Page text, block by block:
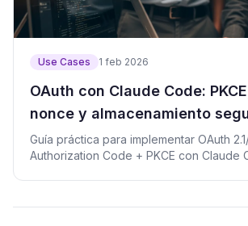
Use Cases 1 feb 2026
OAuth con Claude Code:
nonce y almacenamiento
tokens
Guía práctica para implementar OAuth
Authorization Code + PKCE con Claude